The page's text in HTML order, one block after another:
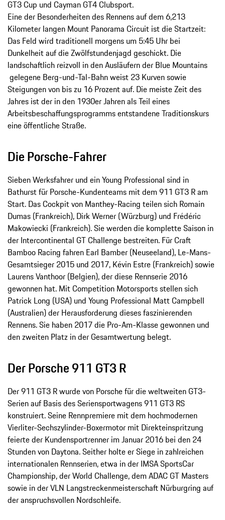
GT3 Cup und Cayman GT4 Clubsport.
Eine der Besonderheiten des Rennens auf dem 6,213
Kilometer langen Mount Panorama Circuit ist die Startzeit:
Das Feld wird traditionell morgens um 5:45 Uhr bei
Dunkelheit auf die Zwölfstundenjagd geschickt. Die
landschaftlich reizvoll in den Ausläufern der Blue Mountains
gelegene Berg-und-Tal-Bahn weist 23 Kurven sowie
Steigungen von bis zu 16 Prozent auf. Die meiste Zeit des
Jahres ist der in den 1930er Jahren als Teil eines
Arbeitsbeschaffungsprogramms entstandene Traditionskurs
eine öffentliche Straße.
Die Porsche-Fahrer
Sieben Werksfahrer und ein Young Professional sind in
Bathurst für Porsche-Kundenteams mit dem 911 GT3 R am
Start. Das Cockpit von Manthey-Racing teilen sich Romain
Dumas (Frankreich), Dirk Werner (Würzburg) und Frédéric
Makowiecki (Frankreich). Sie werden die komplette Saison in
der Intercontinental GT Challenge bestreiten. Für Craft
Bamboo Racing fahren Earl Bamber (Neuseeland), Le-Mans-
Gesamtsieger 2015 und 2017, Kévin Estre (Frankreich) sowie
Laurens Vanthoor (Belgien), der diese Rennserie 2016
gewonnen hat. Mit Competition Motorsports stellen sich
Patrick Long (USA) und Young Professional Matt Campbell
(Australien) der Herausforderung dieses faszinierenden
Rennens. Sie haben 2017 die Pro-Am-Klasse gewonnen und
den zweiten Platz in der Gesamtwertung belegt.
Der Porsche 911 GT3 R
Der 911 GT3 R wurde von Porsche für die weltweiten GT3-
Serien auf Basis des Seriensportwagens 911 GT3 RS
konstruiert. Seine Rennpremiere mit dem hochmodernen
Vierliter-Sechszylinder-Boxermotor mit Direkteinspritzung
feierte der Kundensportrenner im Januar 2016 bei den 24
Stunden von Daytona. Seither holte er Siege in zahlreichen
internationalen Rennserien, etwa in der IMSA SportsCar
Championship, der World Challenge, dem ADAC GT Masters
sowie in der VLN Langstreckenmeisterschaft Nürburgring auf
der anspruchsvollen Nordschleife.